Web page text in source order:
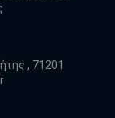
, 71201